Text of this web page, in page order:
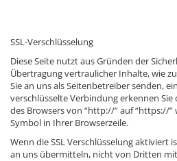
SSL-Verschlüsselung
Diese Seite nutzt aus Gründen der
Übertragung vertraulicher Inhalte, wie
Sie an uns als Seitenbetreiber senden,
verschlüsselte Verbindung erkennen Sie
des Browsers von “http://” auf “https://”
Symbol in Ihrer Browserzeile.
Wenn die SSL Verschlüsselung aktiviert
an uns übermitteln, nicht von Dritten